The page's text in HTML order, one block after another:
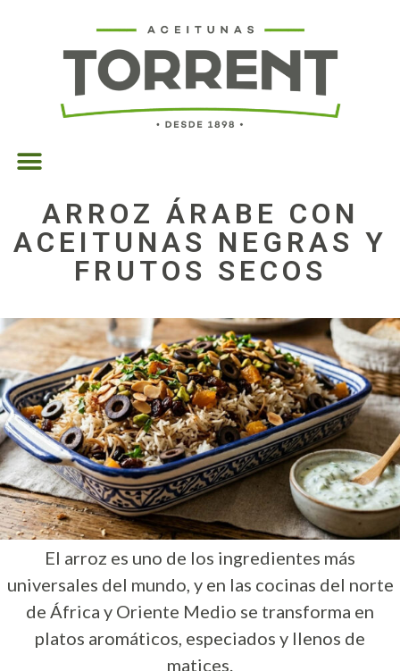
ARROZ ÁRABE CON
ACEITUNAS NEGRAS Y
FRUTOS SECOS
El arroz es uno de los ingredientes más
universales del mundo, y en las cocinas del norte
de África y Oriente Medio se transforma en
platos aromáticos, especiados y llenos de
matices.